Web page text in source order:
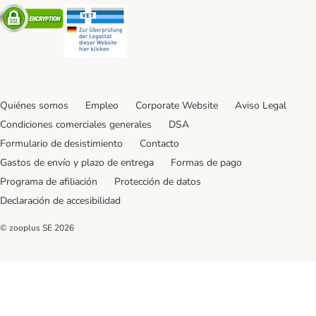
Security
Quiénes somos Empleo Corporate Website
Aviso Legal
Condiciones comerciales generales
DSA
Formulario de desistimiento
Contacto
Gastos de envío y plazo de entrega
Formas de pago
Programa de afiliación
Protección de datos
Declaración de accesibilidad
© zooplus SE 2026